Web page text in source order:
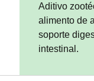
Aditivo
alimento de
soporte
intestinal.